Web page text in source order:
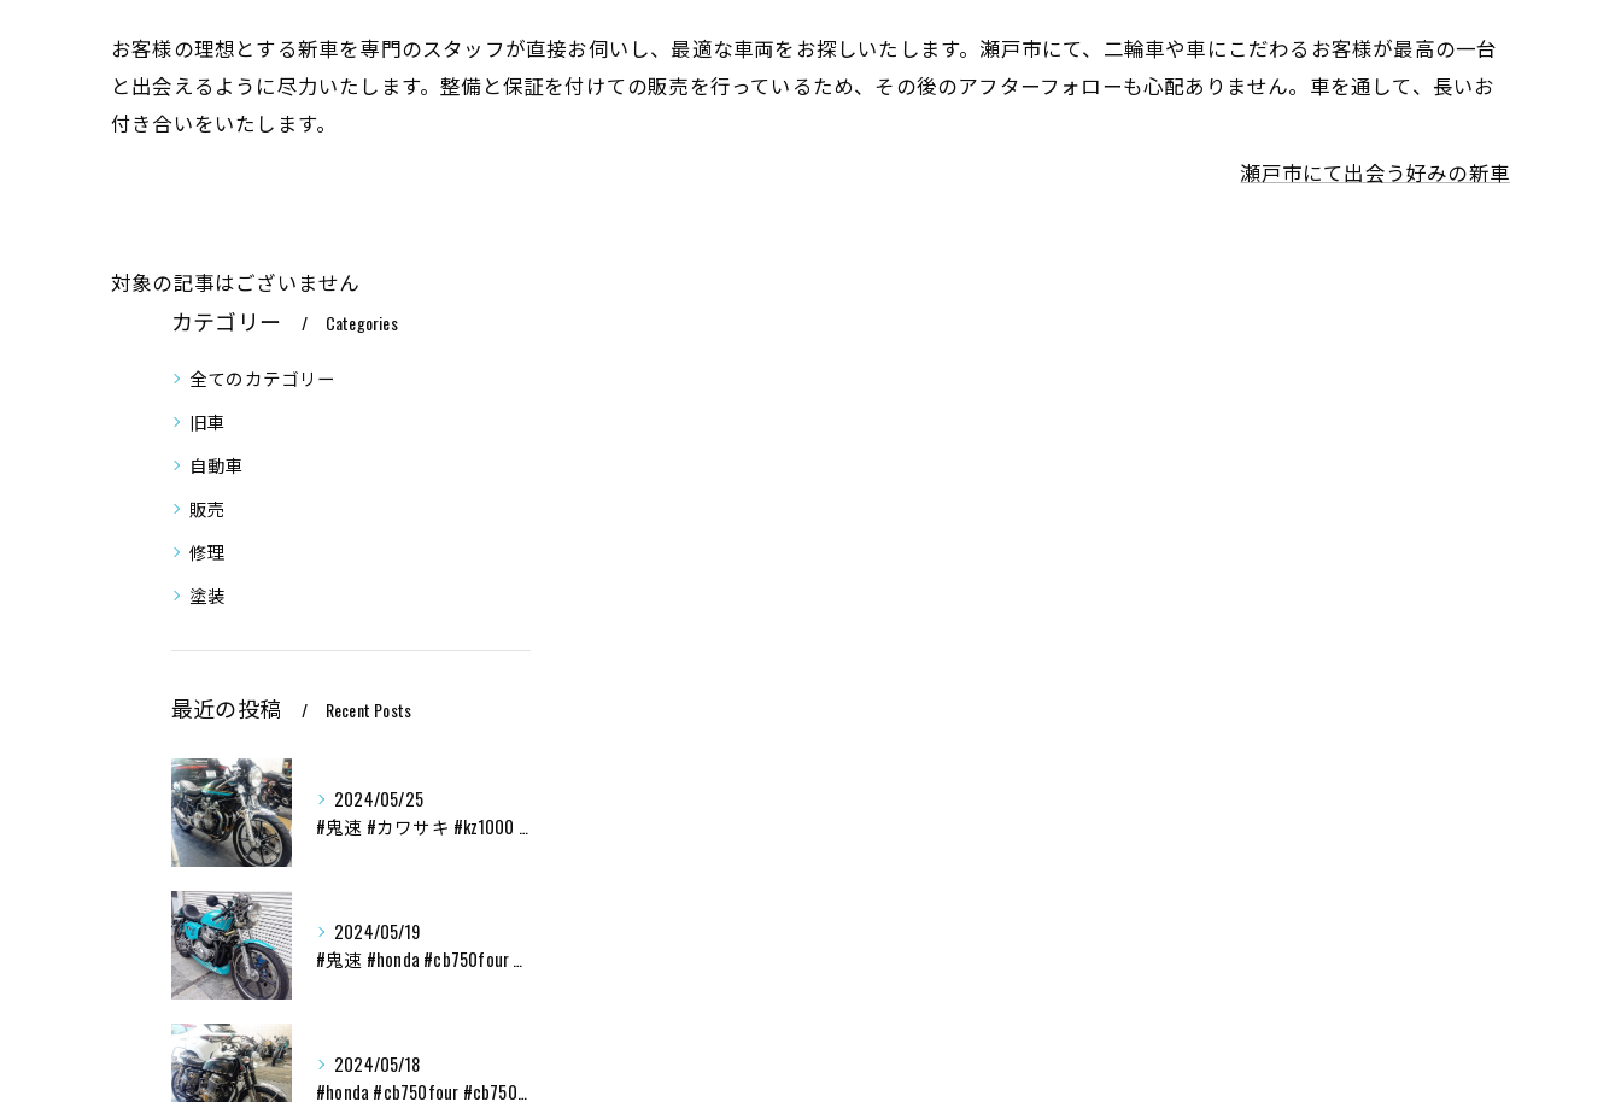
お客様の理想とする新車を専門のスタッフが直接お伺いし、最適な車両をお探しいたします。瀬戸市にて、二輪車や車にこだわるお客様が最高の一台
と出会えるように尽力いたします。整備と保証を付けての販売を行っているため、その後のアフターフォローも心配ありません。車を通して、長いお
付き合いをいたします。
瀬戸市にて出会う好みの新車
対象の記事はございません
カテゴリー Categories
全てのカテゴリー
旧車
自動車
販売
修理
塗装
最近の投稿 Recent Posts
2024/05/25
#鬼速 #カワサキ #kz1000 #70s #custom...
2024/05/19
#鬼速 #honda #cb750four #cb750k ...
2024/05/18
#honda #cb750four #cb750k #レスト...